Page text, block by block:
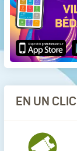
EN UN CLIC